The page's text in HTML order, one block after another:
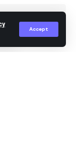
Accept